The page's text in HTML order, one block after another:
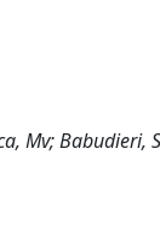
Mv; Babudieri,